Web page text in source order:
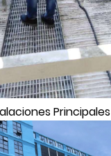
Principales